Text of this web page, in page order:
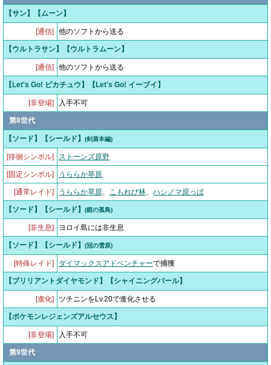
【サン】【ムーン】
[通信] 他のソフトから送る
【ウルトラサン】【ウルトラムーン】
[通信] 他のソフトから送る
【Let's Go! ピカチュウ】【Let's Go! イーブイ】
[非登場] 入手不可
第8世代
【ソード】【シールド】 (剣盾本編)
[徘徊シンボル] ストーンズ原野
[固定シンボル] うららか草原
[通常レイド] うららか草原、 こもれび林、 ハシノマ原っぱ
【ソード】【シールド】 (鎧の孤島)
[非生息] ヨロイ島には非生息
【ソード】【シールド】 (冠の雪原)
[特殊レイド] ダイマックスアドベンチャーで捕獲
【ブリリアントダイヤモンド】【シャイニングパール】
[進化] ツチニンをLv.20で進化させる
【ポケモンレジェンズアルセウス】
[非登場] 入手不可
第9世代